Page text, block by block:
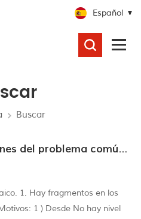
Español
Buscar
El análisis y las soluciones del problema común del módulo fotovoltaico.
1. Hay fragmentos en los
1 ) Desde No hay nivel